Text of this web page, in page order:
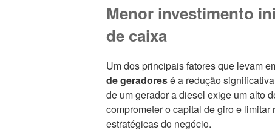
Menor investimento
de caixa
Um dos principais fatores que levam
de geradoresé a redução
de um gerador a diesel exige um alto
comprometer o capital de giro e limitar
estratégicas do negócio.